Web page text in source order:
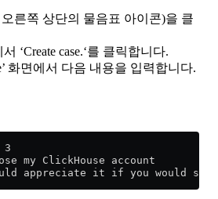
른쪽 상단의 물음표 아이콘)을 클
서 ‘Create case.‘를 클릭합니다.
화면에서 다음 내용을 입력합니다.
my ClickHouse account
appreciate it if you would